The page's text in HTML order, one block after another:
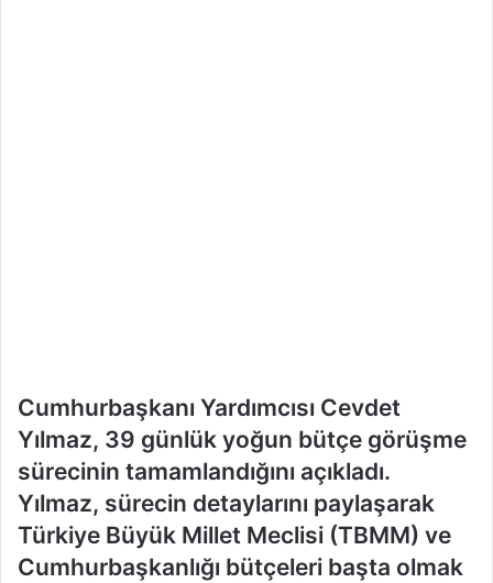
Cumhurbaşkanı Yardımcısı Cevdet
Yılmaz, 39 günlük yoğun bütçe görüşme
sürecinin tamamlandığını açıkladı.
Yılmaz, sürecin detaylarını paylaşarak
Türkiye Büyük Millet Meclisi (TBMM) ve
Cumhurbaşkanlığı bütçeleri başta olmak